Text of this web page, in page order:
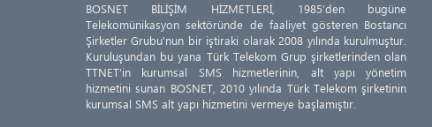
BOSNET BİLİŞİM HİZMETLERİ, 1985’den bugüne
Telekomünikasyon sektöründe de faaliyet gösteren Bostancı
Şirketler Grubu'nun bir iştiraki olarak 2008 yılında kurulmuştur.
Kuruluşundan bu yana Türk Telekom Grup şirketlerinden olan
TTNET’in kurumsal SMS hizmetlerinin, alt yapı yönetim
hizmetini sunan BOSNET, 2010 yılında Türk Telekom şirketinin
kurumsal SMS alt yapı hizmetini vermeye başlamıştır.